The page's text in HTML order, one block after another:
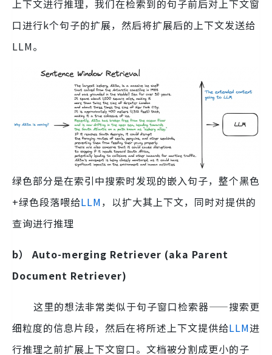
上下文进行推理，我们在检索到的句子前后对上下文窗
口进行k个句子的扩展，然后将扩展后的上下文发送给
LLM。
绿色部分是在索引中搜索时发现的嵌入句子，整个黑色
+绿色段落喂给LLM，以扩大其上下文，同时对提供的
查询进行推理
b） Auto-merging Retriever (aka Parent
Document Retriever)
这里的想法非常类似于句子窗口检索器——搜索更
细粒度的信息片段，然后在将所述上下文提供给LLM进
行推理之前扩展上下文窗口。文档被分割成更小的子